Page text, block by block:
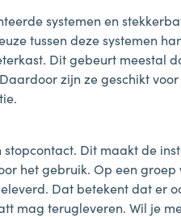
systemen en
tussen deze systemen
Dit gebeurt meestal
zijn ze geschikt
Dit maakt de
het gebruik. Op een
Dat betekent dat er
mag terugleveren. Wil je